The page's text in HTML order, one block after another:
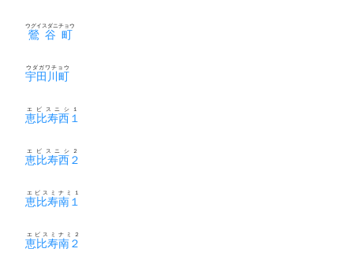
鶯谷町
ウグイスダニチョウ
宇田川町
ウダガワチョウ
恵比寿西１
エビスニシ１
恵比寿西２
エビスニシ２
恵比寿南１
エビスミナミ１
恵比寿南２
エビスミナミ２